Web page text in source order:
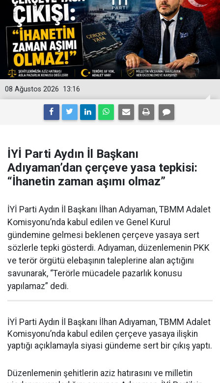
13:16
08 Ağustos 2026
İYİ Parti Aydın İl Başkanı
Adıyaman’dan çerçeve yasa tepkisi:
“İhanetin zaman aşımı olmaz”
İYİ Parti Aydın İl Başkanı İlhan Adıyaman, TBMM Adalet
Komisyonu’nda kabul edilen ve Genel Kurul
gündemine gelmesi beklenen çerçeve yasaya sert
sözlerle tepki gösterdi. Adıyaman, düzenlemenin PKK
ve terör örgütü elebaşının taleplerine alan açtığını
savunarak, “Terörle mücadele pazarlık konusu
yapılamaz” dedi.
İYİ Parti Aydın İl Başkanı İlhan Adıyaman, TBMM Adalet
Komisyonu’nda kabul edilen çerçeve yasaya ilişkin
yaptığı açıklamayla siyasi gündeme sert bir çıkış yaptı.
Düzenlemenin şehitlerin aziz hatırasını ve milletin